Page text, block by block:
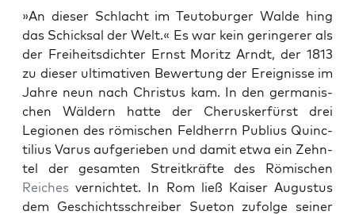
»An dieser Schlacht im Teu­to­burg­er Walde hing
das Schick­sal der Welt.« Es war kein gerin­ger­er als
der Frei­heits­dichter Ernst Moritz Arndt, der 1813
zu dieser ulti­ma­tiv­en Bew­er­tung der Ereignisse im
Jahre neun nach Chris­tus kam. In den ger­man­is­
chen Wäldern hat­te der Cherusker­fürst drei
Legio­nen des römis­chen Feld­her­rn Pub­lius Quinc­
til­ius Varus aufgerieben und damit etwa ein Zehn­
tel der gesamten Stre­itkräfte des Römis­chen
Reich­es ver­nichtet. In Rom ließ Kaiser Augus­tus
dem Geschichtss­chreiber Sue­ton zufolge sein­er